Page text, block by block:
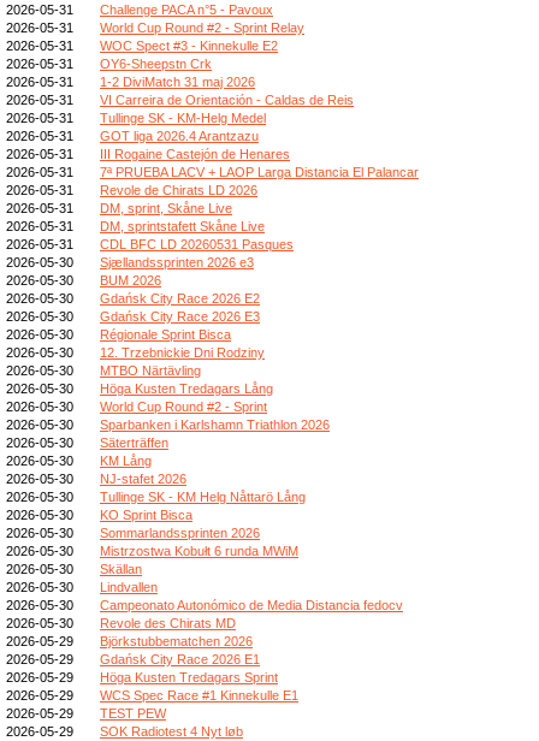
2026-05-31
Challenge PACA n°5 - Pavoux
2026-05-31
World Cup Round #2 - Sprint Relay
2026-05-31
WOC Spect #3 - Kinnekulle E2
2026-05-31
OY6-Sheepstn Crk
2026-05-31
1-2 DiviMatch 31 maj 2026
2026-05-31
VI Carreira de Orientación - Caldas de Reis
2026-05-31
Tullinge SK - KM-Helg Medel
2026-05-31
GOT liga 2026.4 Arantzazu
2026-05-31
III Rogaine Castejón de Henares
2026-05-31
7ª PRUEBA LACV + LAOP Larga Distancia El Palancar
2026-05-31
Revole de Chirats LD 2026
2026-05-31
DM, sprint, Skåne Live
2026-05-31
DM, sprintstafett Skåne Live
2026-05-31
CDL BFC LD 20260531 Pasques
2026-05-30
Sjællandssprinten 2026 e3
2026-05-30
BUM 2026
2026-05-30
Gdańsk City Race 2026 E2
2026-05-30
Gdańsk City Race 2026 E3
2026-05-30
Régionale Sprint Bisca
2026-05-30
12. Trzebnickie Dni Rodziny
2026-05-30
MTBO Närtävling
2026-05-30
Höga Kusten Tredagars Lång
2026-05-30
World Cup Round #2 - Sprint
2026-05-30
Sparbanken i Karlshamn Triathlon 2026
2026-05-30
Säterträffen
2026-05-30
KM Lång
2026-05-30
NJ-stafet 2026
2026-05-30
Tullinge SK - KM Helg Nåttarö Lång
2026-05-30
KO Sprint Bisca
2026-05-30
Sommarlandssprinten 2026
2026-05-30
Mistrzostwa Kobułt 6 runda MWiM
2026-05-30
Skällan
2026-05-30
Lindvallen
2026-05-30
Campeonato Autonómico de Media Distancia fedocv
2026-05-30
Revole des Chirats MD
2026-05-29
Björkstubbematchen 2026
2026-05-29
Gdańsk City Race 2026 E1
2026-05-29
Höga Kusten Tredagars Sprint
2026-05-29
WCS Spec Race #1 Kinnekulle E1
2026-05-29
TEST PEW
2026-05-29
SOK Radiotest 4 Nyt løb